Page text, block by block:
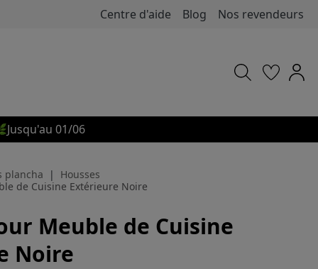
Centre d'aide Blog Nos revendeurs
Jusqu'au 01/06
plancha
Housses
de Cuisine Extérieure Noire
Meuble de Cuisine
Noire